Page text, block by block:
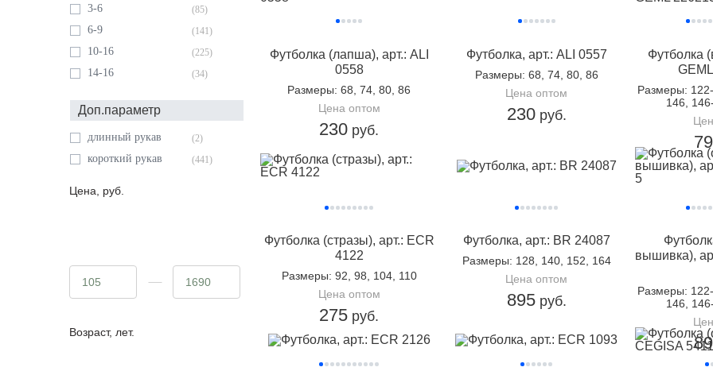
3-6 (85)
6-9 (141)
10-16 (225)
14-16 (34)
Доп.параметр
длинный рукав (2)
короткий рукав (441)
Цена, руб.
Возраст, лет.
Футболка (лапша), арт.: ALI
0558
Размеры: 68, 74, 80, 86
Цена оптом
230 руб.
Футболка, арт.: ALI 0557
Размеры: 68, 74, 80, 86
Цена оптом
230руб.
Футболка
Размеры:
146,
Футболка (стразы), арт.: ECR
4122
Размеры: 92, 98, 104, 110
Цена оптом
275 руб.
Футболка, арт.: BR 24087
Размеры: 128, 140, 152, 164
Цена оптом
895руб.
вышивка),
Размеры:
146,